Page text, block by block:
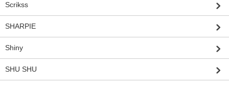
Scrikss
SHARPIE
Shiny
SHU SHU